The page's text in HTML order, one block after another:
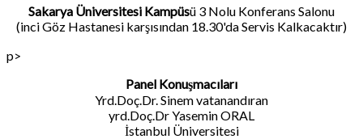
Sakarya Üniversitesi Kampüsü 3 Nolu Konferans Salonu
(inci Göz Hastanesi karşısından 18.30'da Servis Kalkacaktır)
p>
Panel Konuşmacıları
Yrd.Doç.Dr. Sinem vatanandıran
yrd.Doç.Dr Yasemin ORAL
İstanbul Üniversitesi